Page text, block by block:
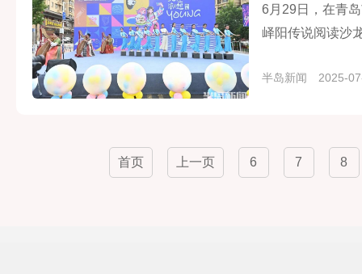
6月29日，在青
峄阳传说阅读沙
半岛新闻 2025-
首页 上一页 6 7 8